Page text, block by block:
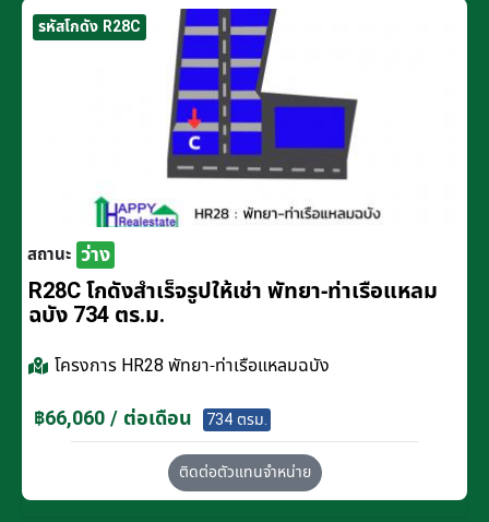
รหัสโกดัง R28C
สถานะ ว่าง
R28C โกดังสำเร็จรูปให้เช่า พัทยา-ท่าเรือแหลม
ฉบัง 734 ตร.ม.
โครงการ HR28 พัทยา-ท่าเรือแหลมฉบัง
฿66,060 / ต่อเดือน 734 ตรม.
ติดต่อตัวแทนจำหน่าย